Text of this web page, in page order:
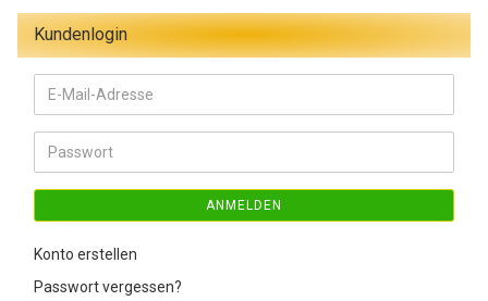
Kundenlogin
E-
Mail-
Adresse
Passwort
ANMELDEN
Konto erstellen
Passwort vergessen?